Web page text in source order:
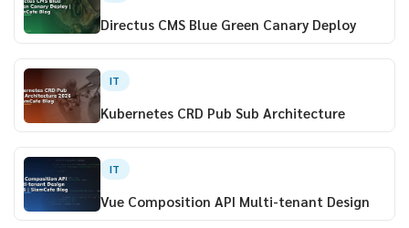
Directus CMS Blue Green Canary Deploy
IT
Kubernetes CRD Pub Sub Architecture
IT
Vue Composition API Multi-tenant Design